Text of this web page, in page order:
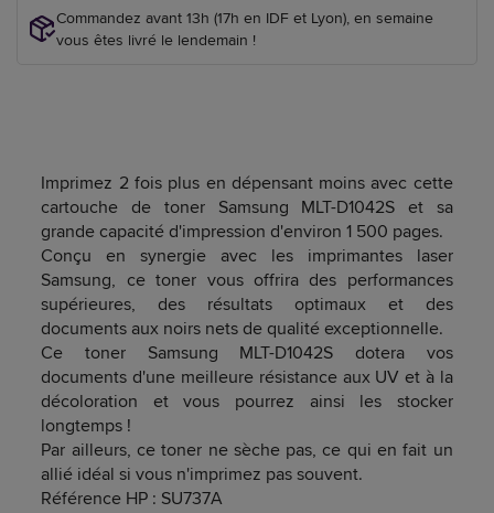
Commandez avant 13h (17h en IDF et Lyon), en semaine
vous êtes livré le lendemain !
Imprimez 2 fois plus en dépensant moins avec cette
cartouche de toner Samsung MLT-D1042S et sa
grande capacité d'impression d'environ 1 500 pages.
Conçu en synergie avec les imprimantes laser
Samsung, ce toner vous offrira des performances
supérieures, des résultats optimaux et des
documents aux noirs nets de qualité exceptionnelle.
Ce toner Samsung MLT-D1042S dotera vos
documents d'une meilleure résistance aux UV et à la
décoloration et vous pourrez ainsi les stocker
longtemps !
Par ailleurs, ce toner ne sèche pas, ce qui en fait un
allié idéal si vous n'imprimez pas souvent.
Référence HP : SU737A